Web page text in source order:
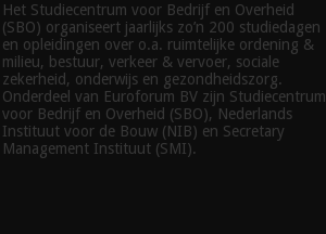
Het Studiecentrum voor Bedrijf en Overheid
(SBO) organiseert jaarlijks zo’n 200 studiedagen
en opleidingen over o.a. ruimtelijke ordening &
milieu, bestuur, verkeer & vervoer, sociale
zekerheid, onderwijs en gezondheidszorg.
Onderdeel van Euroforum BV zijn Studiecentrum
voor Bedrijf en Overheid (SBO), Nederlands
Instituut voor de Bouw (NIB) en Secretary
Management Instituut (SMI).